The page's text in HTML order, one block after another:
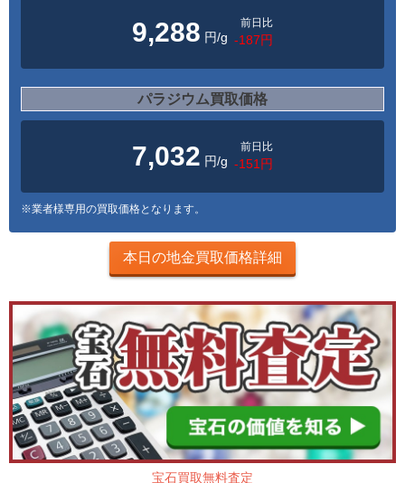
9,288 円/g
前日比
-187円
パラジウム買取価格
7,032 円/g
前日比
-151円
※業者様専用の買取価格となります。
本日の地金買取価格詳細
宝石買取無料査定